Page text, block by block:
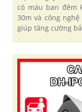
có màu ban đêm
30m và công
giúp tăng cường